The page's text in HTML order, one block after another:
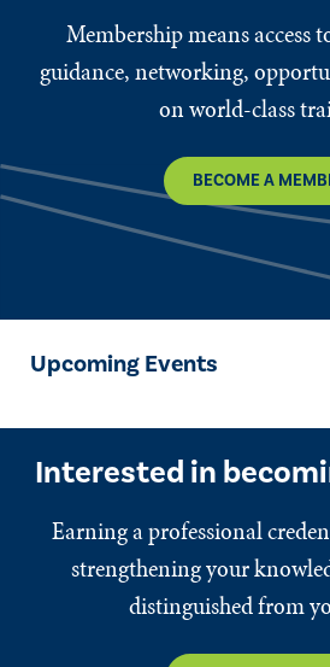
Membership means access
guidance, networking,
on world-class
BECOME A
Upcoming Events
Interested in
Earning a professional
strengthening your
distinguished from